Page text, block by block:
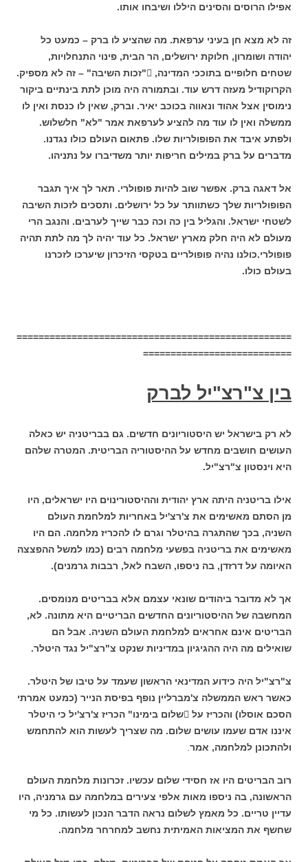
אפילו הרוסים והסינים היללו ושיבחו אותו.
זה לא מצא חן בעיני ערפאת. מה שהציע לו ברק – כמעט כל
יהודה ושומרון, חלוקת ירושלים, הר הבית, פינוי התנחלויות,
שטחים חלופיים בתוככי המדינה, "זכות השיבה" – זה לא מספיק.
הקרוקודיל מעזה דרש עוד. ובתמורה היה מוכן לתת בינתיים ביקור
נימוסין אצל אהוד ונאווה בכוכב יאיר. וברק, שאין לו כנסת ואין לו
ממשלה ואין לו עוד מה להציע לערפאת אמר "לא" חלשלוש.
ולפתע איבד את הפופולריות שלו. פתאום העולם כולו נגדנו.
מדברים על ברק במילים חריפות יותר משדיברו על נתניהו.
אל דאגה ברק. אפשר שוב להיות פופולרי. תאר לך איך תגבר
הפופולריות שלך כשתוותר על כל ירושלים. ותסכים לזכות השיבה
לשטחי ישראל. והגליל בין כה וכה כבר שייך לערבים. והנגב הרי
מעולם לא היה חלק מארץ ישראל. כל עוד יהיה לך מה לתת תהיה
פופולרי.כולנו נהיה פופולריים בטקסי הזיכרון שיערכו לזכרנו
בעולם כולו.
==================================================
===========================
בין צ"רצ"יל לברק
לא רק בישראל יש היסטוריונים חדשים. גם בבריטניה יש כאלה
העושים חושבים מחדש על ההיסטוריה הבריטית. המטרה שלהם
היא וינסטון צ"רצ"יל.
אילו בריטניה היתה ארץ יהודית וההיסטורינוים היו ישראלים, היו
מן הסתם מאשימים את צ'רצ'יל באחריות למלחמת העולם
השניה, בכך שהתגרה בהיטלר וגרם לו להכריז מלחמה. הם היו
מאשימים את בריטניה בפשעי מלחמה רבים (כמו למשל ההפצצה
האיומה על דרזדן, בה ניספו, השבח לאל, רבבות גרמנים).
אך לא מדובר ביהודים שונאי עצמם אלא בבריטים מנומסים.
המחשבה של ההיסטוריונים החדשים הבריטיים היא מתונה. לא,
הבריטים אינם אחראים למלחמת העולם השניה. אבל הם
שואילים מה היה ההגיגיון במדיניות שנקט צ"רצ"יל נגד היטלר.
צ"רצ"יל היה כידוע המדינאי הראשון שעמד על טיבו של היטלר.
כאשר ראש הממשלה צ'מברליין נופף בפיסת הנייר (כמעט אמרתי
הסכם אוסלו) והכריז על שלום בימינו" הכריז צ'רצ'יל כי היטלר
איננו אדם שעמו עושים שלום. מה שצריך לעשות הוא להתחמש
ולהתכונן למלחמה, אמר
רוב הבריטים היו אז חסידי שלום עכשיו. זכרונות מלחמת העולם
הראשונה, בה ניספו מאות אלפי צעירים במלחמה עם גרמניה, היו
עדיין טריים. כל מאמץ לשלום נראה הדבר הנכון לעשותו. כל מי
שחשף את המציאות האמיתית נחשב למחרחר מלחמה.